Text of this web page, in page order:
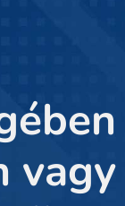
vagy